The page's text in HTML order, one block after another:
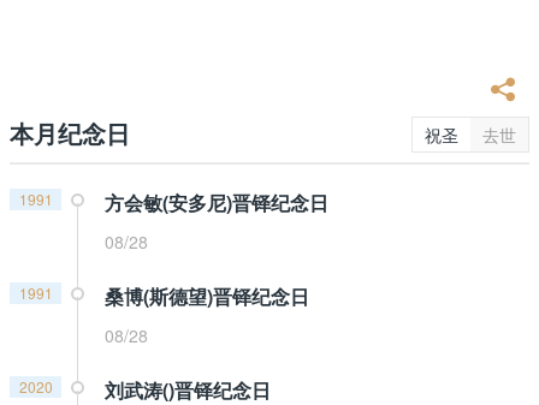
本月纪念日 祝圣 去世
1991 方会敏(安多尼)晋铎纪念日
08/28
1991 桑博(斯德望)晋铎纪念日
08/28
2020 刘武涛()晋铎纪念日